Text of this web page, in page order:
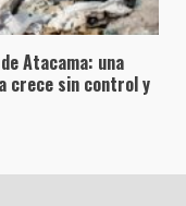
Atacama: una
crece sin control y